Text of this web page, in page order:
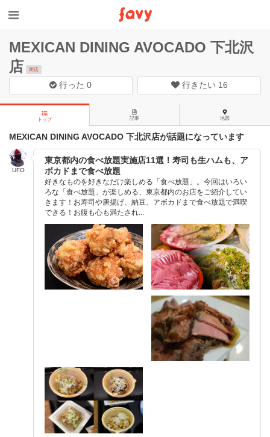
MEXICAN DINING AVOCADO 下北沢
店
閉店
行った0 行きたい 16
トップ 記事 地図
MEXICAN DINING AVOCADO 下北沢店が話題になっています
UFO
東京都内の食べ放題実施店11選！寿司も生ハムも、ア
ボカドまで食べ放題
好きなものを好きなだけ楽しめる「食べ放題」。今回はいろい
ろな「食べ放題」が楽しめる、東京都内のお店をご紹介してい
きます！お寿司や唐揚げ、納豆、アボカドまで食べ放題で満喫
できる！お腹も心も満たされ...